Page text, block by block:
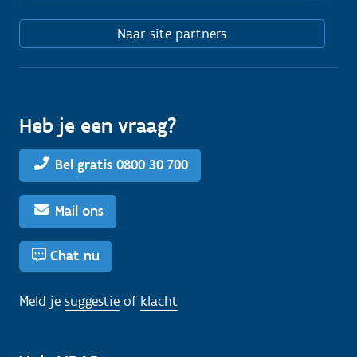
Naar site partners
Heb je een vraag?
Bel gratis 0800 30 700
Mail ons
Chat nu
Meld je suggestie of klacht